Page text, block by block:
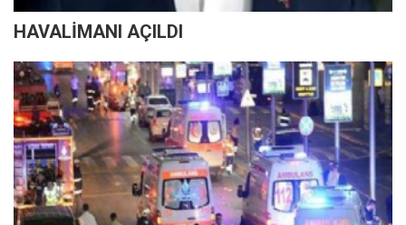
HAVALİMANI AÇILDI